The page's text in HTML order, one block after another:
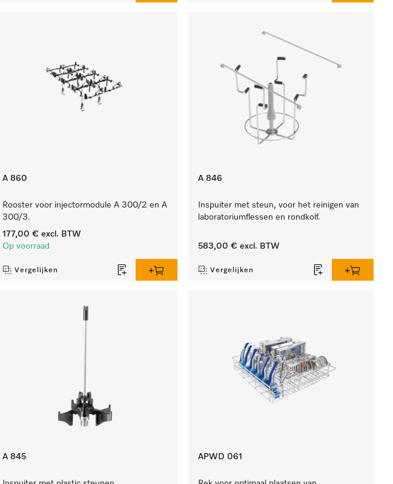
A 860
Rooster voor injectormodule A 300/2 en A
300/3.
177,00 € excl. BTW
Op voorraad
Vergelijken
A 846
Inspuiter met steun, voor het reinigen van
laboratoriumflessen en rondkolf.
583,00 € excl. BTW
Vergelijken
A 845 APWD 061